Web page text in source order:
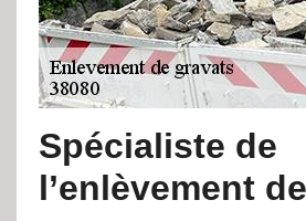
Spécialiste de
l’enlèvement